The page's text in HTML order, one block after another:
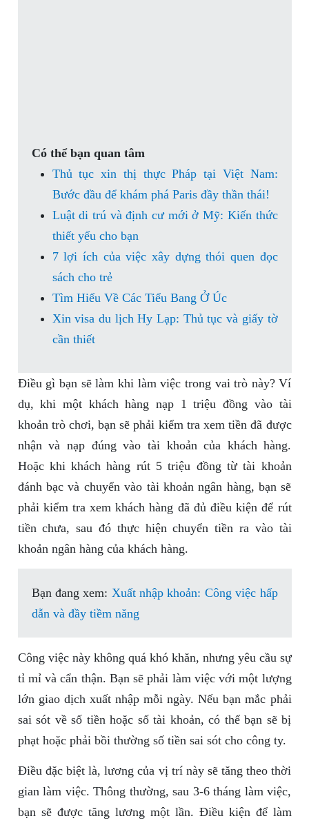
Có thể bạn quan tâm
Thủ tục xin thị thực Pháp tại Việt Nam:
Bước đầu để khám phá Paris đầy thần thái!
Luật di trú và định cư mới ở Mỹ: Kiến thức
thiết yếu cho bạn
7 lợi ích của việc xây dựng thói quen đọc
sách cho trẻ
Tìm Hiểu Về Các Tiểu Bang Ở Úc
Xin visa du lịch Hy Lạp: Thủ tục và giấy tờ
cần thiết
Điều gì bạn sẽ làm khi làm việc trong vai trò này? Ví
dụ, khi một khách hàng nạp 1 triệu đồng vào tài
khoản trò chơi, bạn sẽ phải kiểm tra xem tiền đã được
nhận và nạp đúng vào tài khoản của khách hàng.
Hoặc khi khách hàng rút 5 triệu đồng từ tài khoản
đánh bạc và chuyển vào tài khoản ngân hàng, bạn sẽ
phải kiểm tra xem khách hàng đã đủ điều kiện để rút
tiền chưa, sau đó thực hiện chuyển tiền ra vào tài
khoản ngân hàng của khách hàng.
Bạn đang xem: Xuất nhập khoản: Công việc hấp
dẫn và đầy tiềm năng
Công việc này không quá khó khăn, nhưng yêu cầu sự
tỉ mỉ và cẩn thận. Bạn sẽ phải làm việc với một lượng
lớn giao dịch xuất nhập mỗi ngày. Nếu bạn mắc phải
sai sót về số tiền hoặc số tài khoản, có thể bạn sẽ bị
phạt hoặc phải bồi thường số tiền sai sót cho công ty.
Điều đặc biệt là, lương của vị trí này sẽ tăng theo thời
gian làm việc. Thông thường, sau 3-6 tháng làm việc,
bạn sẽ được tăng lương một lần. Điều kiện để làm